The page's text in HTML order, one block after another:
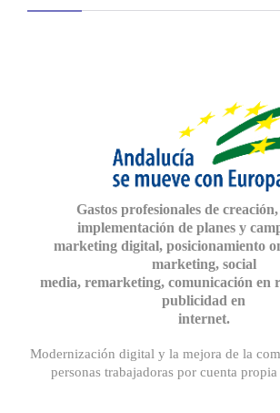
Gastos profesionales de
implementación de planes y
marketing digital, posicionamiento
marketing, social
media, remarketing, comunicación en
publicidad en
internet.
Modernización digital y la mejora de la
personas trabajadoras por cuenta